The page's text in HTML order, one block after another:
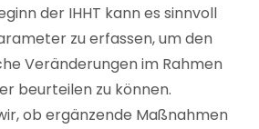
der IHHT kann es sinnvoll
zu erfassen, um den
Veränderungen im Rahmen
beurteilen zu können.
ob ergänzende Maßnahmen